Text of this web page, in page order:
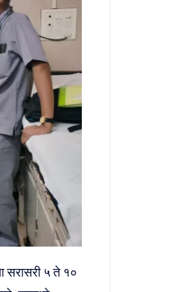
सरासरी ५ ते १०